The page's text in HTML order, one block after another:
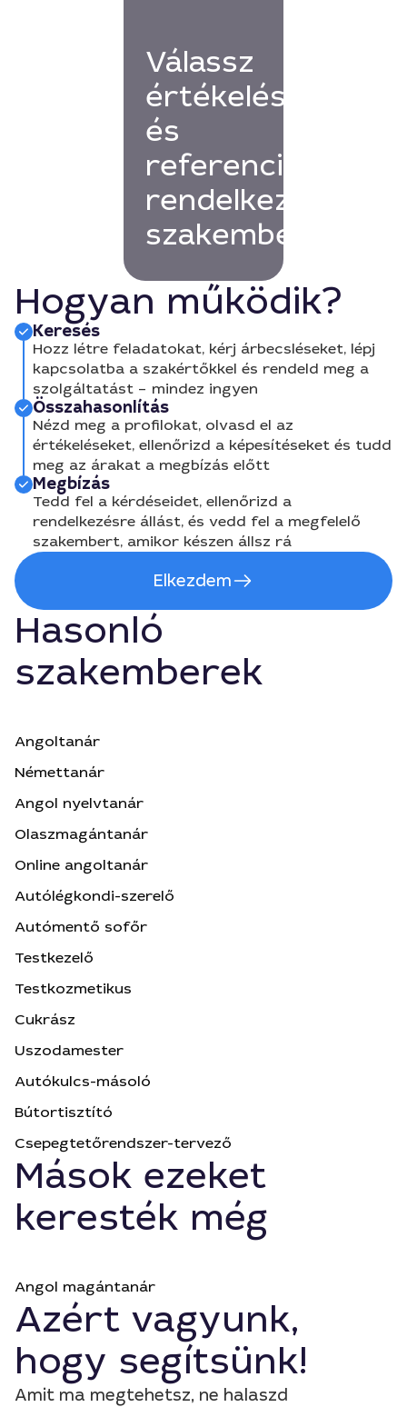
Válassz
értékelésekkel
és
referenciákkal
rendelkező
szakembert!
Hogyan működik?
Keresés
Hozz létre feladatokat, kérj árbecsléseket, lépj
kapcsolatba a szakértőkkel és rendeld meg a
szolgáltatást – mindez ingyen
Összahasonlítás
Nézd meg a profilokat, olvasd el az
értékeléseket, ellenőrizd a képesítéseket és tudd
meg az árakat a megbízás előtt
Megbízás
Tedd fel a kérdéseidet, ellenőrizd a
rendelkezésre állást, és vedd fel a megfelelő
szakembert, amikor készen állsz rá
Elkezdem
Hasonló
szakemberek
Angoltanár
Némettanár
Angol nyelvtanár
Olaszmagántanár
Online angoltanár
Autólégkondi-szerelő
Autómentő sofőr
Testkezelő
Testkozmetikus
Cukrász
Uszodamester
Autókulcs-másoló
Bútortisztító
Csepegtetőrendszer-tervező
Mások ezeket
keresték még
Angol magántanár
Azért vagyunk,
hogy segítsünk!
Amit ma megtehetsz, ne halaszd